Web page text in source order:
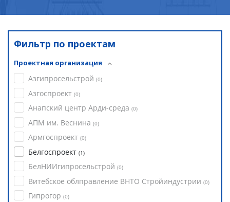
Фильтр по проектам
Проектная организация
Азгипросельстрой (0)
Азгоспроект (0)
Анапский центр Арди-среда (0)
АПМ им. Веснина (0)
Армгоспроект (0)
Белгоспроект (1)
БелНИИгипросельстрой (0)
Витебское облправление ВНТО Стройиндустрии (0)
Гипрогор (0)